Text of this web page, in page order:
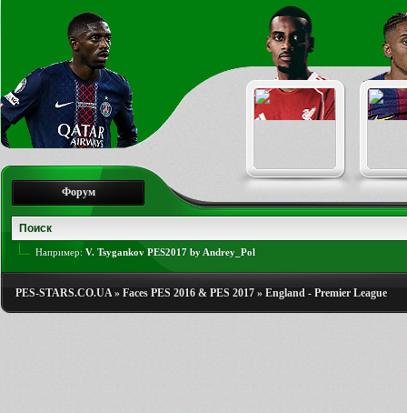
Форум
Например: V. Tsygankov PES2017 by Andrey_Pol
PES-STARS.CO.UA» Faces PES 2016 & PES 2017 » England - Premier League